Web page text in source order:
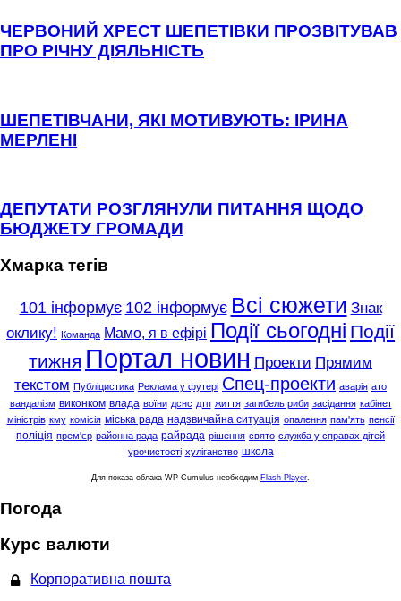
ЧЕРВОНИЙ ХРЕСТ ШЕПЕТІВКИ ПРОЗВІТУВАВ
ПРО РІЧНУ ДІЯЛЬНІСТЬ
ШЕПЕТІВЧАНИ, ЯКІ МОТИВУЮТЬ: ІРИНА
МЕРЛЕНІ
ДЕПУТАТИ РОЗГЛЯНУЛИ ПИТАННЯ ЩОДО
БЮДЖЕТУ ГРОМАДИ
Хмарка тегів
101 інформує 102 інформує Всі сюжети Знак
оклику! Команда Мамо, я в ефірі Події сьогодні Події
тижня Портал новин Проекти Прямим
текстом Публіцистика Реклама у футері Спец-проекти аварія ато
вандалізм виконком влада воїни дснс дтп життя загибель риби засідання кабінет
міністрів кму комісія міська рада надзвичайна ситуація опалення пам'ять пенсії
поліція прем'єр районна рада райрада рішення свято служба у справах дітей
урочистості хуліганство школа
Для показа облака WP-Cumulus необходим Flash Player
Погода
Курс валюти
Корпоративна пошта